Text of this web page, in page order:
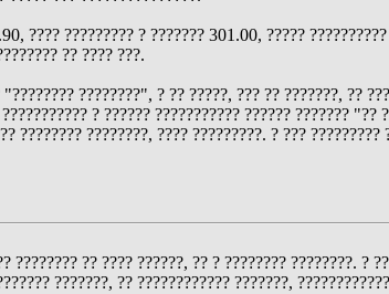
???? ????????? ? ??????? 301.00, ?????
?? ???? ???.
????????", ? ?? ?????, ??? ?? ???????, ??
? ?????? ??????????? ?????? ???????
???????? ????????, ???? ?????????. ? ???
?? ???? ??????, ?? ? ???????? ????????. ?
???????, ?? ???????????? ???????,